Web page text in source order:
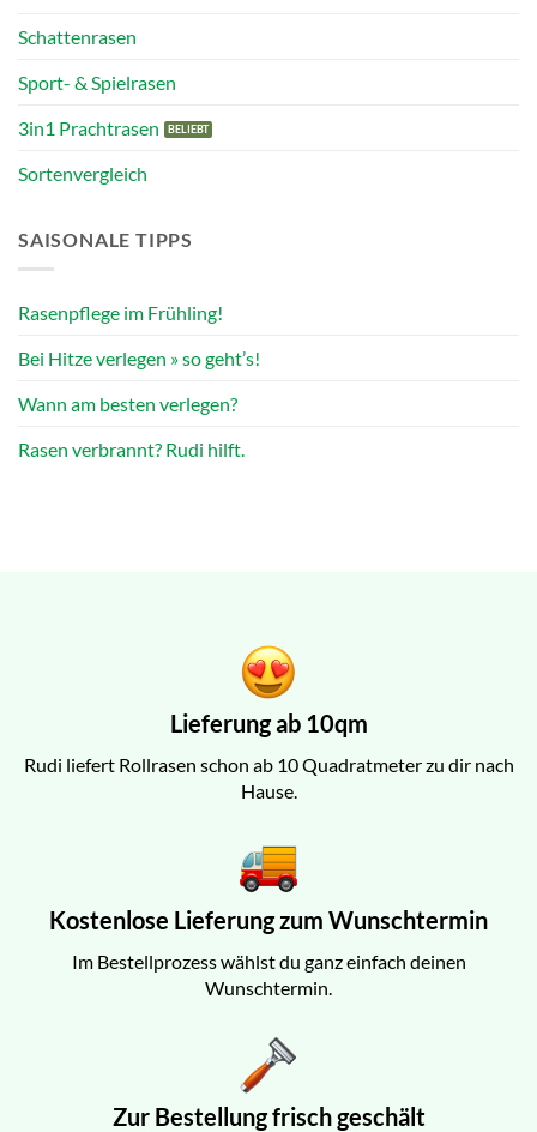
Schattenrasen
Sport- & Spielrasen
3in1 Prachtrasen
Sortenvergleich
SAISONALE TIPPS
Rasenpflege im Frühling!
Bei Hitze verlegen » so geht’s!
Wann am besten verlegen?
Rasen verbrannt? Rudi hilft.
Lieferung ab 10qm
Rudi liefert Rollrasen schon ab 10 Quadratmeter zu dir nach
Hause.
Kostenlose Lieferung zum Wunschtermin
Im Bestellprozess wählst du ganz einfach deinen
Wunschtermin.
Zur Bestellung frisch geschält